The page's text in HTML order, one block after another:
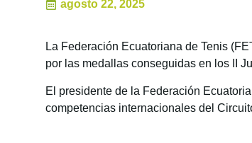
agosto 22, 2025
La Federación Ecuatoriana de Tenis
por las medallas conseguidas en los II
El presidente de la Federación
competencias internacionales del